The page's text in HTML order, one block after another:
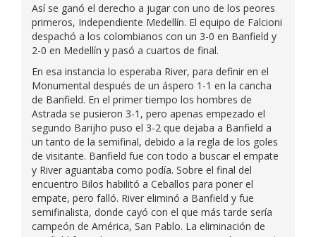
Así se ganó el derecho a jugar con uno de los peores
primeros, Independiente Medellín. El equipo de Falcioni
despachó a los colombianos con un 3-0 en Banfield y
2-0 en Medellín y pasó a cuartos de final.
En esa instancia lo esperaba River, para definir en el
Monumental después de un áspero 1-1 en la cancha
de Banfield. En el primer tiempo los hombres de
Astrada se pusieron 3-1, pero apenas empezado el
segundo Barijho puso el 3-2 que dejaba a Banfield a
un tanto de la semifinal, debido a la regla de los goles
de visitante. Banfield fue con todo a buscar el empate
y River aguantaba como podía. Sobre el final del
encuentro Bilos habilitó a Ceballos para poner el
empate, pero falló. River eliminó a Banfield y fue
semifinalista, donde cayó con el que más tarde sería
campeón de América, San Pablo. La eliminación de